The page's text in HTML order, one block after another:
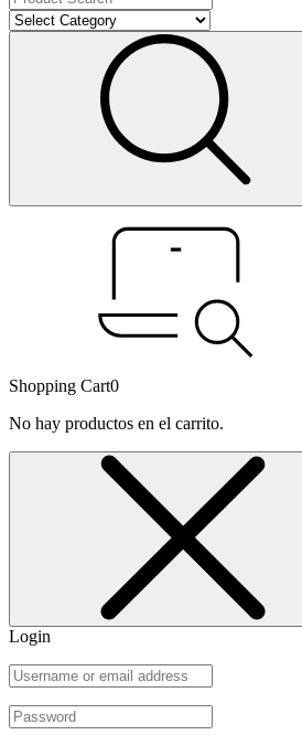
Shopping Cart0
No hay productos en el carrito.
Login